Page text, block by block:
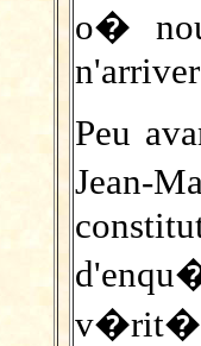
o�
Peu
Jean-
v�rit�